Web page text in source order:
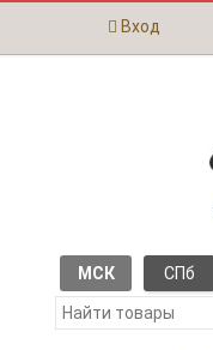
Вход
МСК СПб